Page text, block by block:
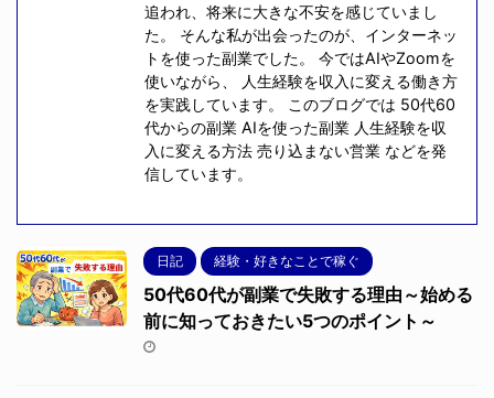
追われ、将来に大きな不安を感じていまし
た。 そんな私が出会ったのが、インターネッ
トを使った副業でした。 今ではAIやZoomを
使いながら、 人生経験を収入に変える働き方
を実践しています。 このブログでは 50代60
代からの副業 AIを使った副業 人生経験を収
入に変える方法 売り込まない営業 などを発
信しています。
日記 経験・好きなことで稼ぐ
50代60代が副業で失敗する理由～始める
前に知っておきたい5つのポイント～